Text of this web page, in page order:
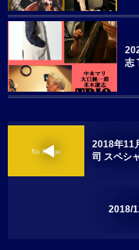
志
2018年11
司 スペシ
2018/